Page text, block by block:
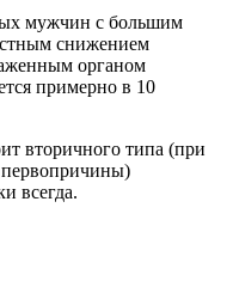
мужчин с большим
снижением
органом
примерно в 10
вторичного типа (при
первопричины)
всегда.